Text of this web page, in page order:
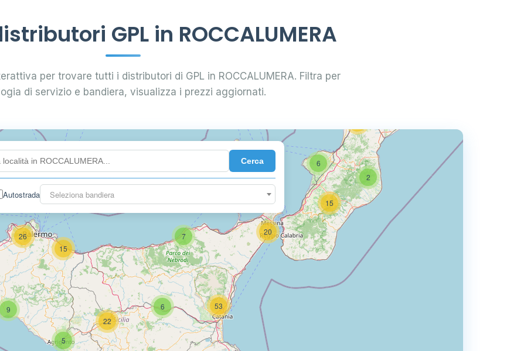
GPL in ROCCALUMERA
per trovare tutti i distributori di GPL in ROCCALUMERA. Filtra per
di servizio e bandiera, visualizza i prezzi aggiornati.
Cerca
Autostrada Seleziona bandiera
7 20
6 53
15
26
5
9
22
6
2
15
0.991 €